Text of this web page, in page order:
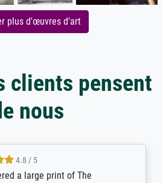
plus d'œuvres d'art
clients pensent
nous
/ 5
large print of The